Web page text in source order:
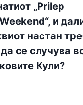
„Prilep
и
настан
се случува
Кули?